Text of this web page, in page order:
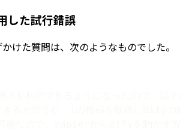
した試行錯誤
けた質問は、次のようなものでした。